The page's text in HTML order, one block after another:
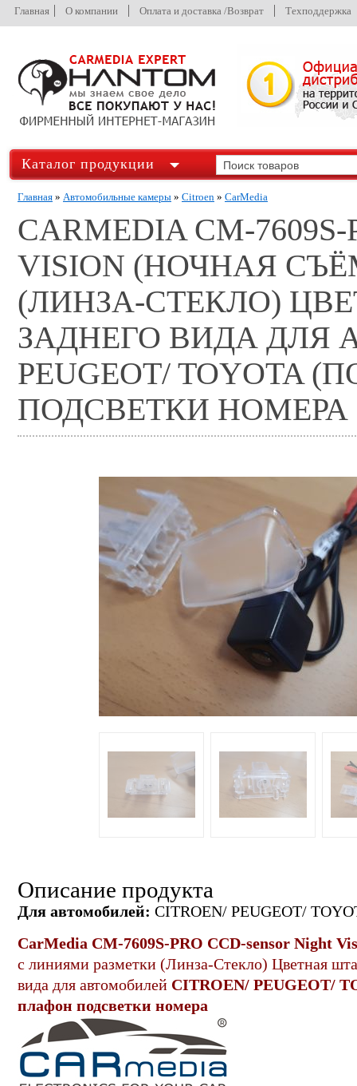
Главная О компании Оплата и доставка /Возврат Техподдержка
Каталог продукции
Главная » Автомобильные камеры » Citroen » CarMedia
CARMEDIA CM-7609S-
VISION (НОЧНАЯ
(ЛИНЗА-СТЕКЛО)
ЗАДНЕГО ВИДА ДЛЯ
PEUGEOT/
ПОДСВЕТКИ НОМЕРА
Описание продукта
Для автомобилей: CITROEN/ PEUGEOT/
CarMedia CM-7609S-PRO CCD-sensor Night
с линиями разметки (Линза-Стекло) Цветная
вида для автомобилей CITROEN/ PEUGEOT/
плафон подсветки номера